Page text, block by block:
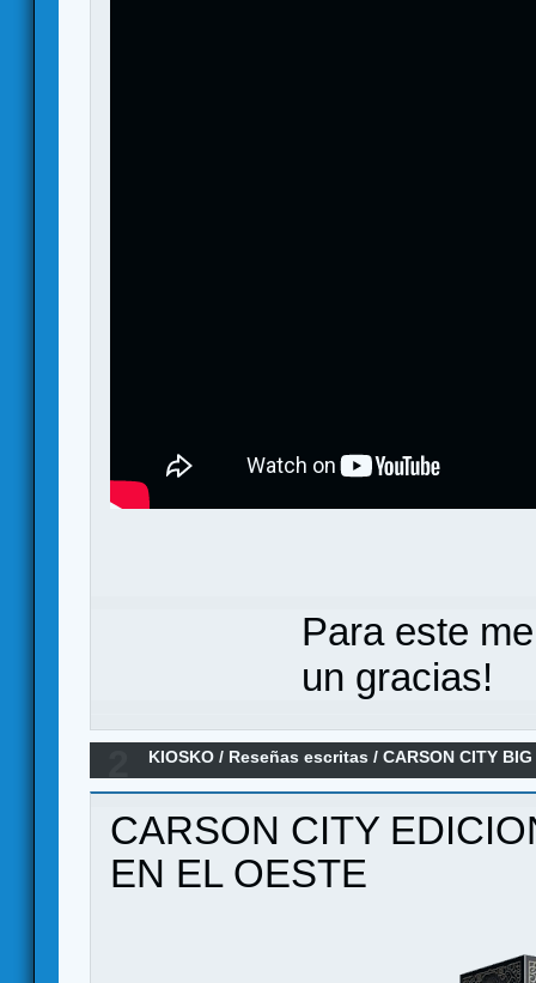
Para este
un gracias!
KIOSKO / Reseñas escritas /CARSON CITY
CARSON CITY
EN EL OESTE